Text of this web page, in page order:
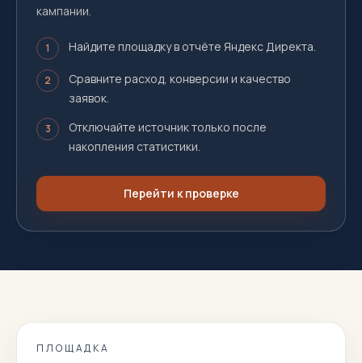
кампании.
1 Найдите площадку в отчёте Яндекс Директа.
2
Сравните расход, конверсии и качество
заявок.
3
Отключайте источник только после
накопления статистики.
Перейти к проверке
ПЛОЩАДКА